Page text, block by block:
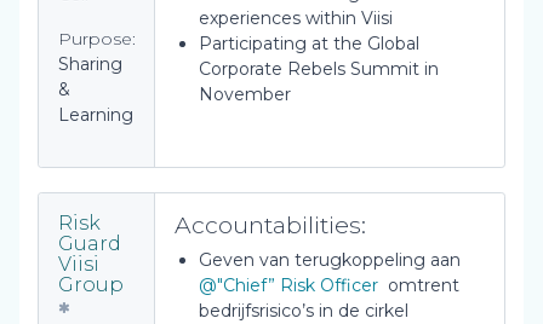
Purpose:
Sharing
&
Learning
experiences within Viisi
Participating at the Global
Corporate Rebels Summit in
November
Risk
Guard
Viisi
Group
Accountabilities:
Geven van terugkoppeling aan
@"Chief” Risk Officer omtrent
bedrijfsrisico’s in de cirkel